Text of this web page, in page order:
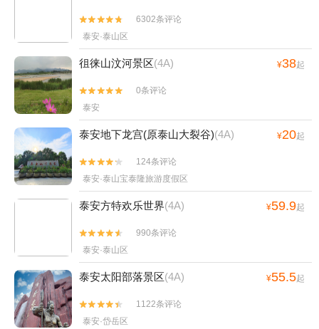


6302条评论
泰安·泰山区
徂徕山汶河景区(4A) ¥38起


0条评论
泰安
泰安地下龙宫(原泰山大裂谷)(4A) ¥20起


124条评论
泰安·泰山宝泰隆旅游度假区
泰安方特欢乐世界(4A) ¥59.9起


990条评论
泰安·泰山区
泰安太阳部落景区(4A) ¥55.5起


1122条评论
泰安·岱岳区